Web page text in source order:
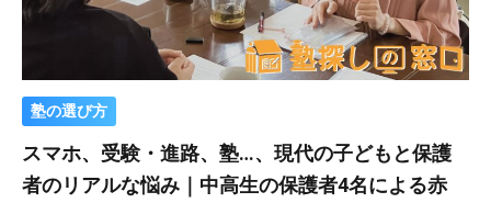
塾の選び方
スマホ、受験・進路、塾…、現代の子どもと保護
者のリアルな悩み｜中高生の保護者4名による赤